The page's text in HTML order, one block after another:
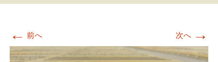
← 前へ 次へ →